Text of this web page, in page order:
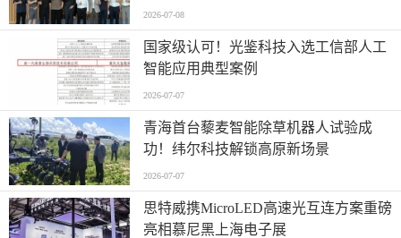
北京粤电三方联合解锁城市服务机器人
规模化应用
2026-07-08
国家级认可！光鉴科技入选工信部人工
智能应用典型案例
2026-07-07
青海首台藜麦智能除草机器人试验成
功！纬尔科技解锁高原新场景
2026-07-07
思特威携MicroLED高速光互连方案重磅
亮相慕尼黑上海电子展